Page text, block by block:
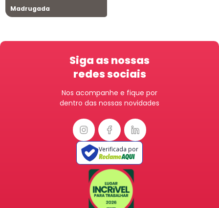
Madrugada
Siga as nossas
redes sociais
Nos acompanhe e fique por
dentro das nossas novidades
Verificada por